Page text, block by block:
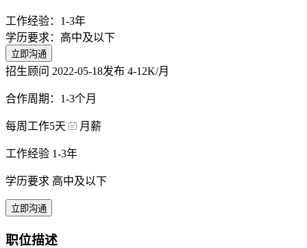
工作经验：1-3年
学历要求：高中及以下
立即沟通
招生顾问 2022-05-18发布 4-12K/月
合作周期：1-3个月
每周工作5天 月薪
工作经验 1-3年
学历要求 高中及以下
立即沟通
职位描述